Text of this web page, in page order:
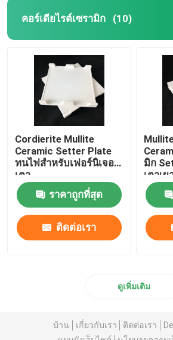
คอร์เดียไรต์เซรามิก (10)
Cordierite Mullite
Ceramic Setter Plate
ทนไฟสำหรับเฟอร์นิเจอร์
เตา
ราคาถูกที่สุด
ติดต่อเรา
มิก
เตาเ
ดูเพิ่มเติม
บ้าน เกี่ยวกับเรา ติดต่อเรา